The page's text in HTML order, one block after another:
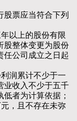
票应当符合下列
以上的股份有限
股整体变更为股份
任公司成立之日起
润累计不少于一
业收入不少于五千
者为计算依据；
，且不存在未弥